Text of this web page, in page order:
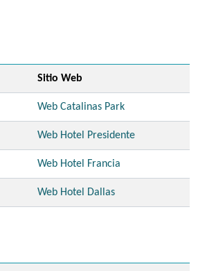
Sitio Web
Web Catalinas Park
Web Hotel Presidente
Web Hotel Francia
Web Hotel Dallas